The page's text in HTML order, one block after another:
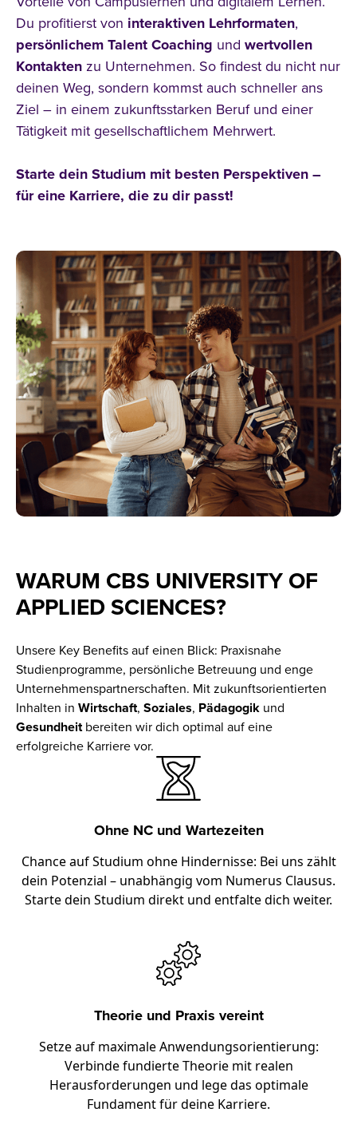
Du profitierst von interaktiven Lehrformaten,
persönlichem Talent Coaching und wertvollen
Kontakten zu Unternehmen. So findest du nicht nur
deinen Weg, sondern kommst auch schneller ans
Ziel – in einem zukunftsstarken Beruf und einer
Tätigkeit mit gesellschaftlichem Mehrwert.
Starte dein Studium mit besten Perspektiven –
für eine Karriere, die zu dir passt!
WARUM CBS UNIVERSITY OF
APPLIED SCIENCES?
Unsere Key Benefits auf einen Blick: Praxisnahe
Studienprogramme, persönliche Betreuung und enge
Unternehmenspartnerschaften. Mit zukunftsorientierten
Inhalten in Wirtschaft, Soziales, Pädagogik und
Gesundheitbereiten wir dich optimal auf eine
erfolgreiche Karriere vor.
Ohne NC und Wartezeiten
Chance auf Studium ohne Hindernisse: Bei uns zählt
dein Potenzial – unabhängig vom Numerus Clausus.
Starte dein Studium direkt und entfalte dich weiter.
Theorie und Praxis vereint
Setze auf maximale Anwendungsorientierung:
Verbinde fundierte Theorie mit realen
Herausforderungen und lege das optimale
Fundament für deine Karriere.